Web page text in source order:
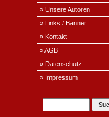
» Unsere Autoren
» Links / Banner
» Kontakt
» AGB
» Datenschutz
» Impressum